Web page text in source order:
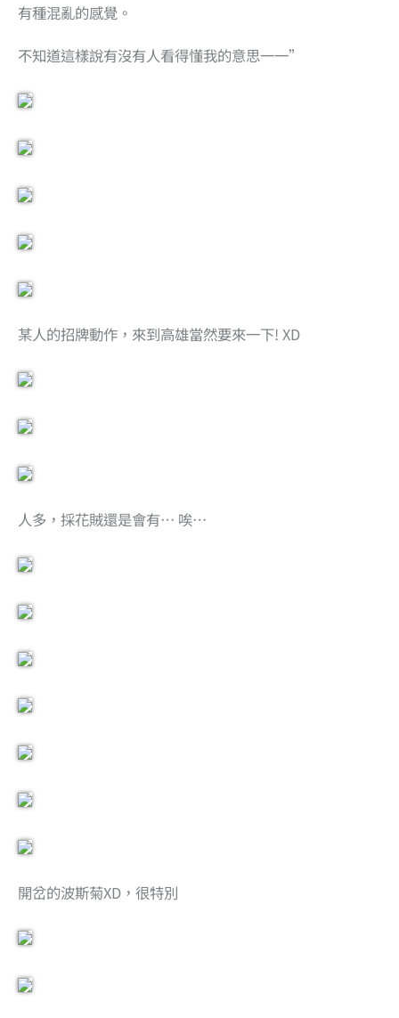
有種混亂的感覺。
不知道這樣說有沒有人看得懂我的意思一一”
某人的招牌動作，來到高雄當然要來一下! XD
人多，採花賊還是會有… 唉…
開岔的波斯菊XD，很特別